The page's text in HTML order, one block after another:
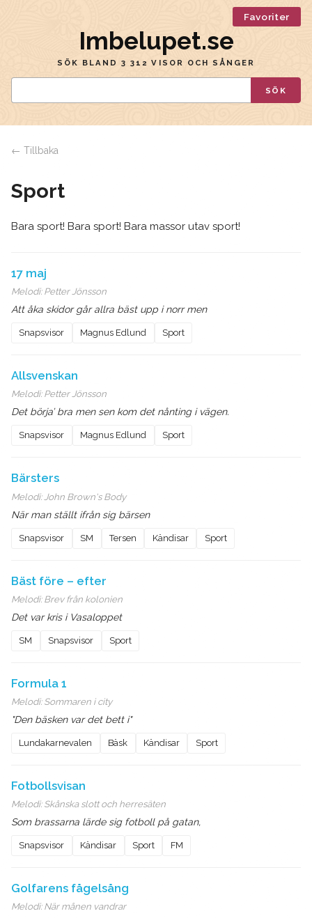
Favoriter
Imbelupet.se
SÖK BLAND 3 312 VISOR OCH SÅNGER
SÖK
← Tillbaka
Sport
Bara sport! Bara sport! Bara massor utav sport!
17 maj
Melodi: Petter Jönsson
Att åka skidor går allra bäst upp i norr men
Snapsvisor Magnus Edlund Sport
Allsvenskan
Melodi: Petter Jönsson
Det börja’ bra men sen kom det nånting i vägen.
Snapsvisor Magnus Edlund Sport
Bärsters
Melodi: John Brown's Body
När man ställt ifrån sig bärsen
Snapsvisor SM Tersen Kändisar Sport
Bäst före – efter
Melodi: Brev från kolonien
Det var kris i Vasaloppet
SM Snapsvisor Sport
Formula 1
Melodi: Sommaren i city
"Den bäsken var det bett i"
Lundakarnevalen Bäsk Kändisar Sport
Fotbollsvisan
Melodi: Skånska slott och herresäten
Som brassarna lärde sig fotboll på gatan,
Snapsvisor Kändisar Sport FM
Golfarens fågelsång
Melodi: När månen vandrar